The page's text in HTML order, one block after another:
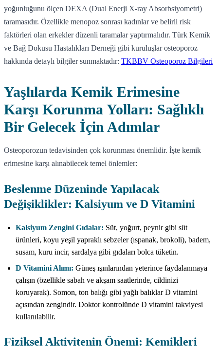
yoğunluğunu ölçen DEXA (Dual Enerji X-ray Absorbsiyometri)
taramasıdır. Özellikle menopoz sonrası kadınlar ve belirli risk
faktörleri olan erkekler düzenli taramalar yaptırmalıdır. Türk Kemik
ve Bağ Dokusu Hastalıkları Derneği gibi kuruluşlar osteoporoz
hakkında detaylı bilgiler sunmaktadır: TKBBV Osteoporoz Bilgileri
Yaşlılarda Kemik Erimesine
Karşı Korunma Yolları: Sağlıklı
Bir Gelecek İçin Adımlar
Osteoporozun tedavisinden çok korunması önemlidir. İşte kemik
erimesine karşı alınabilecek temel önlemler:
Beslenme Düzeninde Yapılacak
Değişiklikler: Kalsiyum ve D Vitamini
Kalsiyum Zengini Gıdalar: Süt, yoğurt, peynir gibi süt
ürünleri, koyu yeşil yapraklı sebzeler (ıspanak, brokoli), badem,
susam, kuru incir, sardalya gibi gıdaları bolca tüketin.
D Vitamini Alımı: Güneş ışınlarından yeterince faydalanmaya
çalışın (özellikle sabah ve akşam saatlerinde, cildinizi
koruyarak). Somon, ton balığı gibi yağlı balıklar D vitamini
açısından zengindir. Doktor kontrolünde D vitamini takviyesi
kullanılabilir.
Fiziksel Aktivitenin Önemi: Kemikleri